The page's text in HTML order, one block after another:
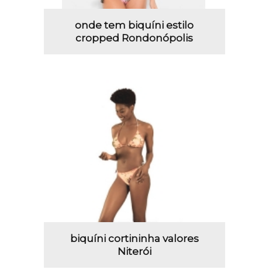
onde tem biquíni estilo
cropped Rondonópolis
biquíni cortininha valores
Niterói